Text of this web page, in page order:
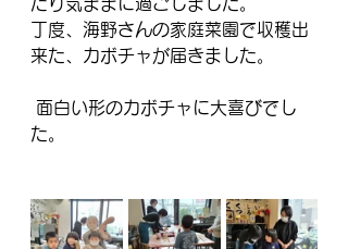
丁度、海野さんの家庭菜園で収穫出
来た、カボチャが届きました。
た。